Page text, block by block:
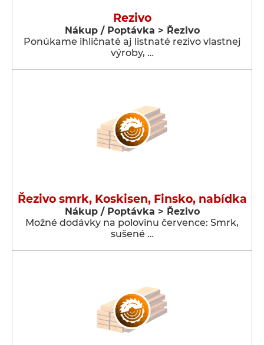
Rezivo
Nákup / Poptávka > Řezivo
Ponúkame ihličnaté aj listnaté rezivo vlastnej
výroby, …
Řezivo smrk, Koskisen, Finsko, nabídka
Nákup / Poptávka > Řezivo
Možné dodávky na polovinu července: Smrk,
sušené …